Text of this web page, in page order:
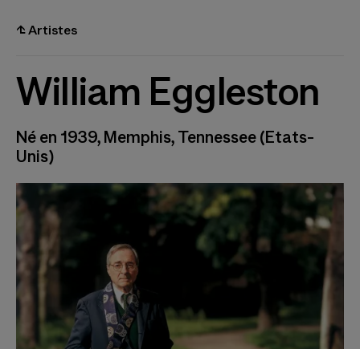
⮤Artistes
William Eggleston
Né en 1939, Memphis, Tennessee (Etats-
Unis)